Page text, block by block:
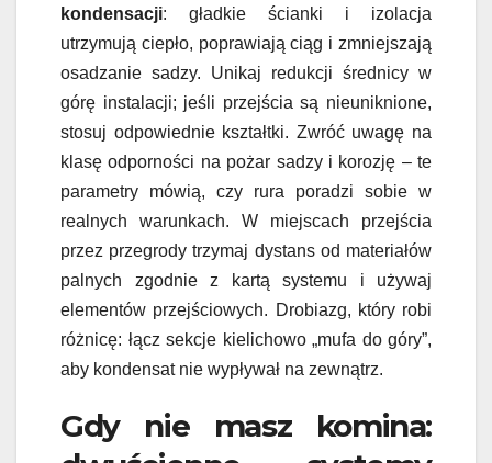
kondensacji: gładkie ścianki i izolacja
utrzymują ciepło, poprawiają ciąg i zmniejszają
osadzanie sadzy. Unikaj redukcji średnicy w
górę instalacji; jeśli przejścia są nieuniknione,
stosuj odpowiednie kształtki. Zwróć uwagę na
klasę odporności na pożar sadzy i korozję – te
parametry mówią, czy rura poradzi sobie w
realnych warunkach. W miejscach przejścia
przez przegrody trzymaj dystans od materiałów
palnych zgodnie z kartą systemu i używaj
elementów przejściowych. Drobiazg, który robi
różnicę: łącz sekcje kielichowo „mufa do góry”,
aby kondensat nie wypływał na zewnątrz.
Gdy nie masz komina: